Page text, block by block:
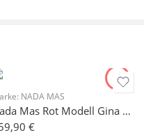
NADA MAS
Nada Mas Rot Modell Gina Damen Tanzschuhe 7 cm
€